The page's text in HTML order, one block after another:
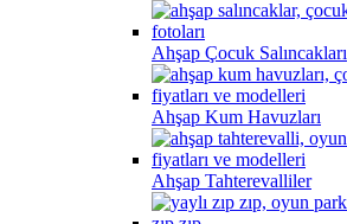
Ahşap Çocuk Salıncakları
Ahşap Kum Havuzları
Ahşap Tahterevalliler